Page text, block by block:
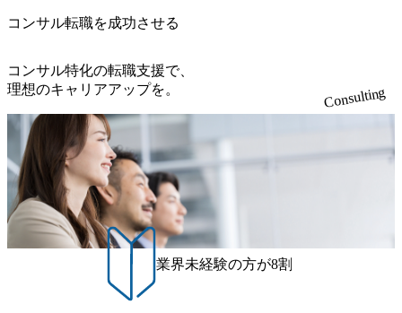
keto_kajita/)） 多様なメンバー、多様なプロジェクトによる
も関わらず、外資系戦略コンサルティングファームや総合
系コンサルティングファームをはじめ、メーカー、ITベン
チャー、外資系金融機関など多彩な出自で構成されてお
り、常に刺激を受けながらプロジェクトワークが可能 総合
コンサルティングファームの名の通り、全方位のクライア
ントに対して様々なプロジェクトが存在しており、手を上
げれば常に新しいテーマのチャレンジ機会を提供している
（ワンプール制） そのため、全体の離職率10％以下、未経
験3年未満の離職率は0％と驚異の定着率を誇る 大手ファー
ムと同水準以上の報酬制度であり、ファーム経験者の場合
は、転職時報酬アップが基本 強く「個人」の成⾧を重視す
るカルチャーであり、昇進に枠もなく、今ならReadyになれ
ば上がれる環境となっている 安定した経営環境の下、コン
※顔出しは不要です。ご質問頂く際のみ、顔出ししていた
ている。 <u>ワンプール制</u>を取っており、業界の枠に縛
り、<u>営業活動に工数を割かれることなくデリバリーに注
力可能</u> 従業員満足度を非常に重視しており、意にそぐ
わないプロジェクトにアサインされてしまった場合、半強
制的に別のプロジェクトに異動することが可能。その結
果、<u>退職率も10%程度</u>(他社平均は2～30%程度) 残業
時間は<u>平均30時間程度。</u>バリューが出ていないから
残業代をつけさせないといったことはしない DE&Iにおいて
は女性活用や外国人/高齢者/障碍者などさまざまなバックグ
ラウンドを持つメンバーの働く環境を整えている SDGsの推
進にも積極的で、プロボノ支援等を行っている 部活動も活
発で、多くのクラブが立ち上がっており、さまざまな役
職・所属・組織を超えて社員間のネットワーク形成・交流
の場となっている <u>教育・研修プログラムが非常に充実</
コンサル転職を成功させる
コンサル特化の転職支援で、
理想のキャリアアップを。
Consulting
業界未経験の方が8割